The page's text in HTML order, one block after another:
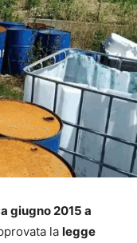
giugno 2015 a
la legge